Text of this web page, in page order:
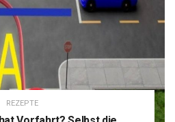
REZEPTE